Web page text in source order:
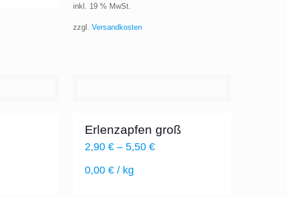
inkl. 19 % MwSt.
zzgl. Versandkosten
Erlenzapfen groß
2,90 €– 5,50 €
0,00 €/ kg